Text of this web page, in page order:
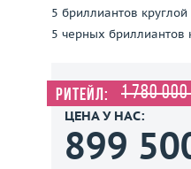
5 бриллиантов
5 черных бриллиантов
Ритейл: 1 780
ЦЕНА У НАС:
899